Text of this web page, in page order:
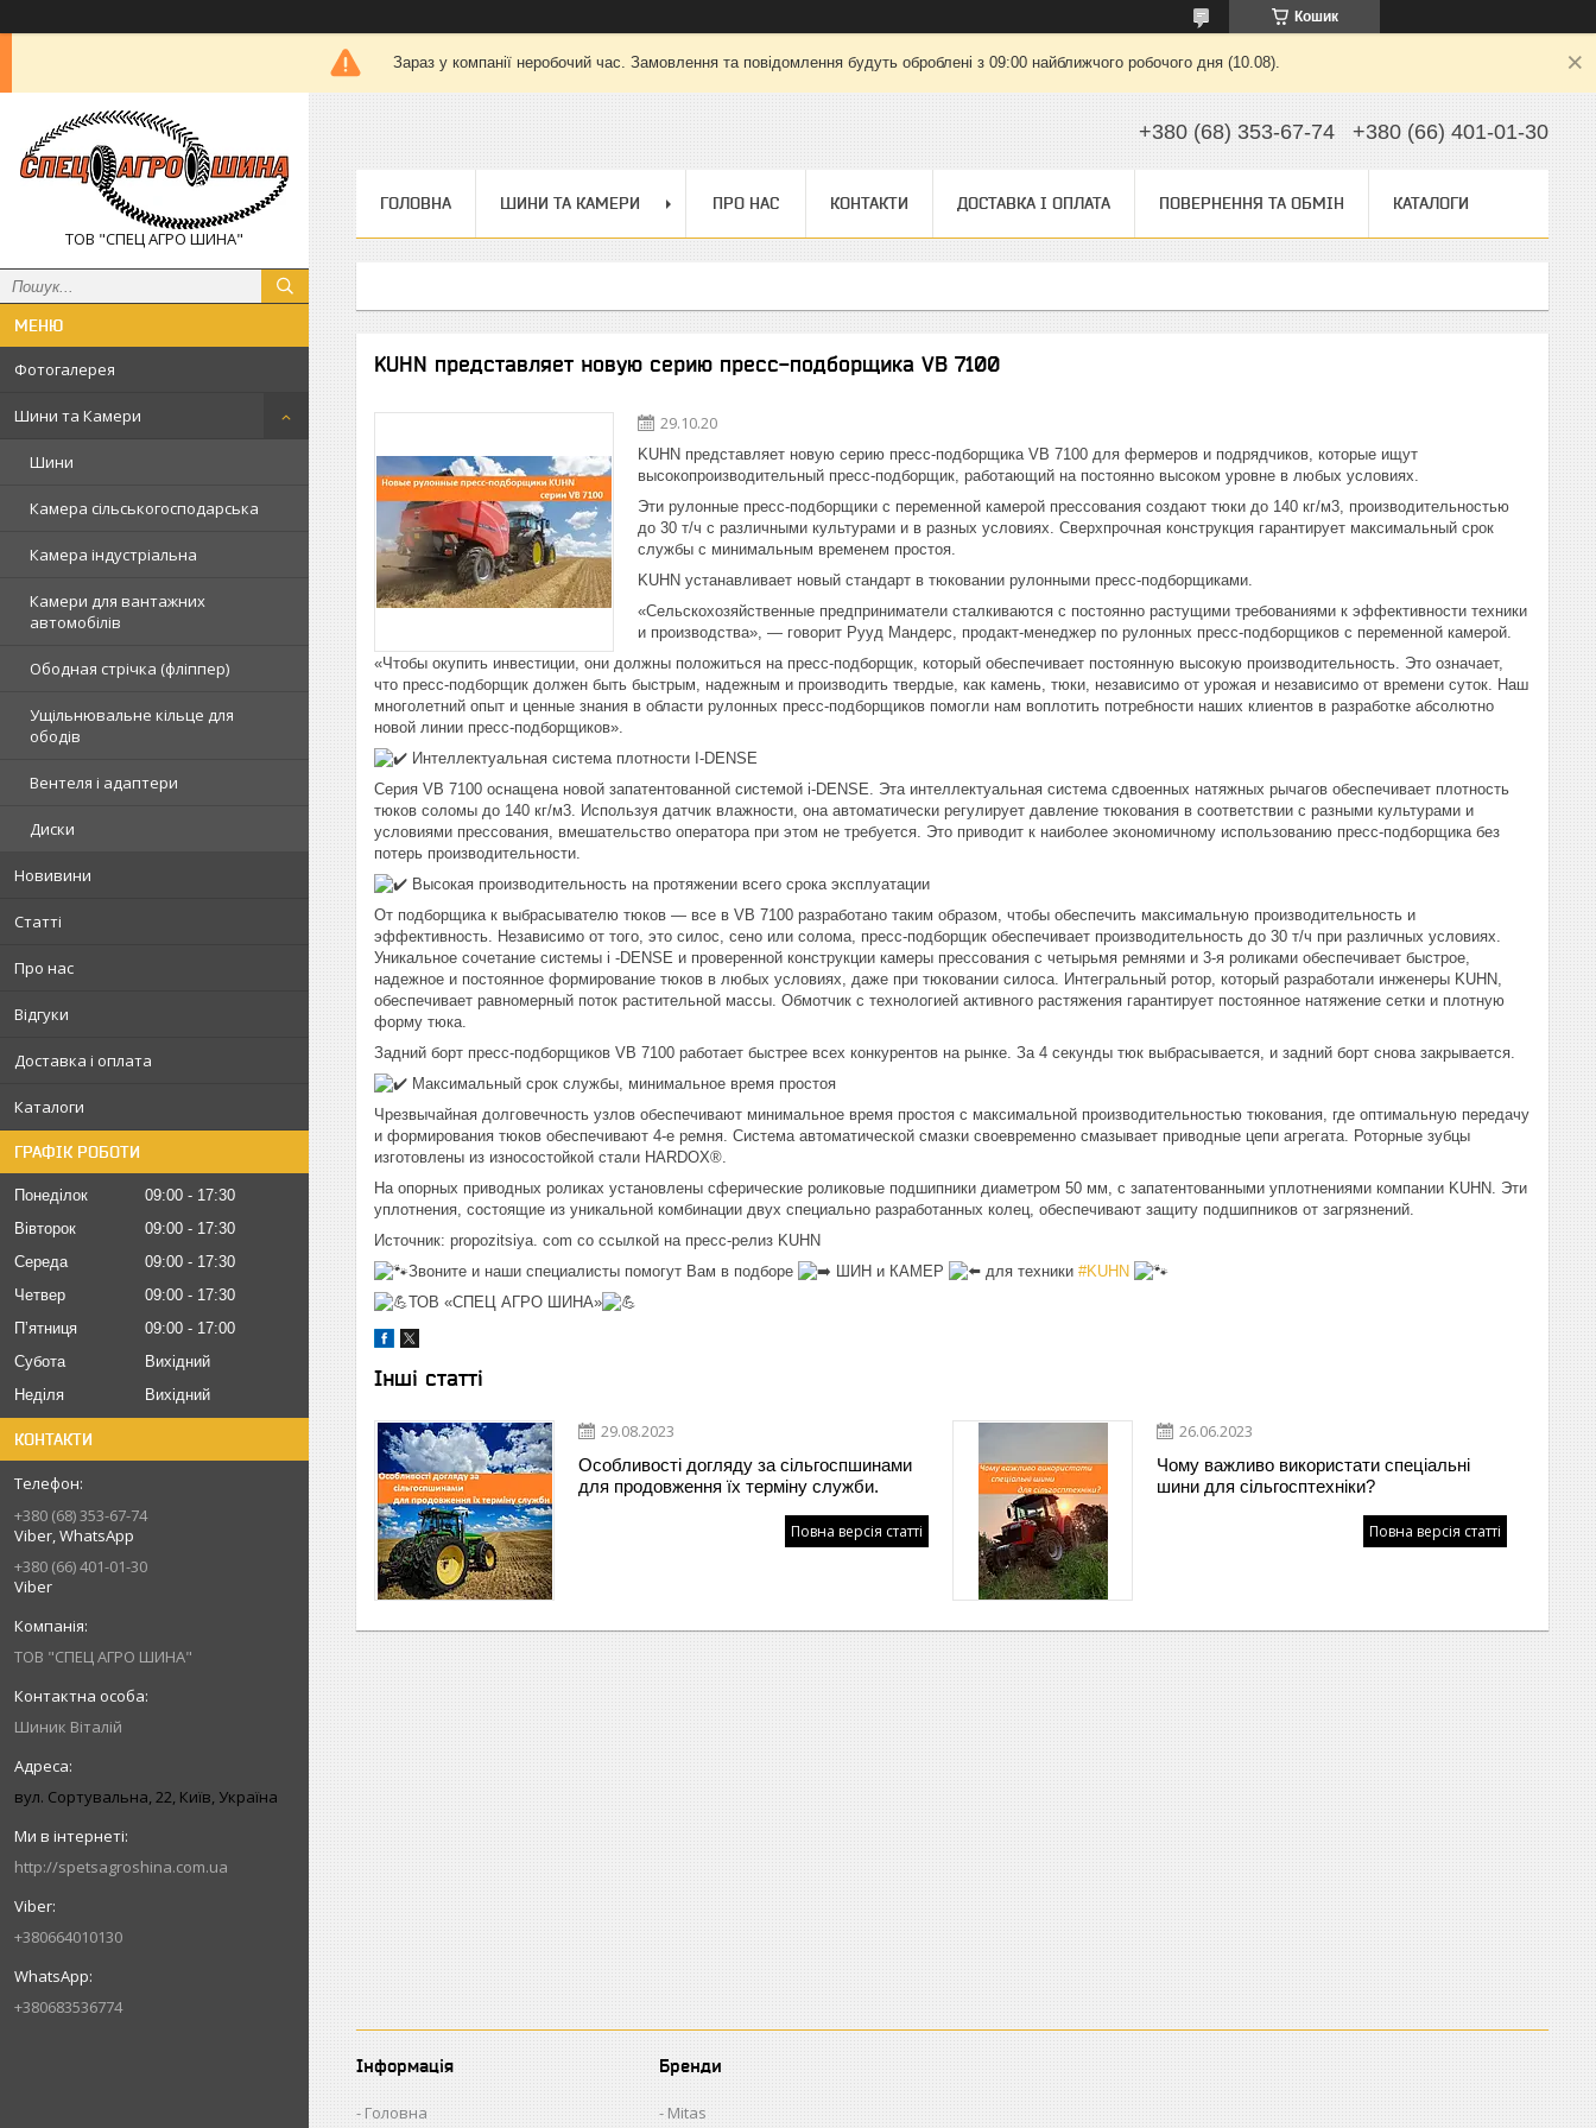
Кошик
Зараз у компанії неробочий час. Замовлення та повідомлення будуть оброблені з 09:00 найближчого робочого дня (10.08).
ТОВ "СПЕЦ АГРО ШИНА"
Фотогалерея
Шини та Камери
Шини
Камера сільськогосподарська
Камера індустріальна
Камери для вантажних
автомобілів
Ободная стрічка (фліппер)
Ущільнювальне кільце для
ободів
Вентеля і адаптери
Диски
Новивини
Статті
Про нас
Відгуки
Доставка і оплата
Каталоги
ГРАФІК РОБОТИ
Понеділок 09:00
17:30
Вівторок
09:00
17:30
Середа
09:00
17:30
Четвер
09:00
17:30
Пʼятниця
09:00
17:00
Субота
Вихідний
Неділя
Вихідний
КОНТАКТИ
+380 (68) 353-67-74
Viber, WhatsApp
+380 (66) 401-01-30
Viber
ТОВ "СПЕЦ АГРО ШИНА"
Шиник Віталій
вул. Сортувальна, 22, Київ, Україна
http://spetsagroshina.com.ua
+380664010130
+380683536774
+380 (68) 353-67-74 +380 (66) 401-01-30
ГОЛОВНА ШИНИ ТА КАМЕРИ ПРО НАС КОНТАКТИ ДОСТАВКА І ОПЛАТА ПОВЕРНЕННЯ ТА ОБМІН КАТАЛОГИ
KUHN представляет новую серию пресс-подборщика VB 7100
29.10.20
KUHN представляет новую серию пресс-подборщика VB 7100 для фермеров и подрядчиков, которые ищут
высокопроизводительный пресс-подборщик, работающий на постоянно высоком уровне в любых условиях.
Эти рулонные пресс-подборщики с переменной камерой прессования создают тюки до 140 кг/м3, производительностью
до 30 т/ч с различными культурами и в разных условиях. Сверхпрочная конструкция гарантирует максимальный срок
службы с минимальным временем простоя.
KUHN устанавливает новый стандарт в тюковании рулонными пресс-подборщиками.
«Сельскохозяйственные предприниматели сталкиваются с постоянно растущими требованиями к эффективности техники
и производства», — говорит Рууд Мандерс, продакт-менеджер по рулонных пресс-подборщиков с переменной камерой.
«Чтобы окупить инвестиции, они должны положиться на пресс-подборщик, который обеспечивает постоянную высокую производительность. Это означает,
что пресс-подборщик должен быть быстрым, надежным и производить твердые, как камень, тюки, независимо от урожая и независимо от времени суток. Наш
многолетний опыт и ценные знания в области рулонных пресс-подборщиков помогли нам воплотить потребности наших клиентов в разработке абсолютно
новой линии пресс-подборщиков».
Интеллектуальная система плотности I-DENSE
Серия VB 7100 оснащена новой запатентованной системой і-DENSE. Эта интеллектуальная система сдвоенных натяжных рычагов обеспечивает плотность
тюков соломы до 140 кг/м3. Используя датчик влажности, она автоматически регулирует давление тюкования в соответствии с разными культурами и
условиями прессования, вмешательство оператора при этом не требуется. Это приводит к наиболее экономичному использованию пресс-подборщика без
потерь производительности.
Высокая производительность на протяжении всего срока эксплуатации
От подборщика к выбрасывателю тюков — все в VB 7100 разработано таким образом, чтобы обеспечить максимальную производительность и
эффективность. Независимо от того, это силос, сено или солома, пресс-подборщик обеспечивает производительность до 30 т/ч при различных условиях.
Уникальное сочетание системы і -DENSE и проверенной конструкции камеры прессования с четырьмя ремнями и 3-я роликами обеспечивает быстрое,
надежное и постоянное формирование тюков в любых условиях, даже при тюковании силоса. Интегральный ротор, который разработали инженеры KUHN,
обеспечивает равномерный поток растительной массы. Обмотчик с технологией активного растяжения гарантирует постоянное натяжение сетки и плотную
форму тюка.
Задний борт пресс-подборщиков VB 7100 работает быстрее всех конкурентов на рынке. За 4 секунды тюк выбрасывается, и задний борт снова закрывается.
Максимальный срок службы, минимальное время простоя
Чрезвычайная долговечность узлов обеспечивают минимальное время простоя с максимальной производительностью тюкования, где оптимальную передачу
и формирования тюков обеспечивают 4-е ремня. Система автоматической смазки своевременно смазывает приводные цепи агрегата. Роторные зубцы
изготовлены из износостойкой стали HARDOX®.
На опорных приводных роликах установлены сферические роликовые подшипники диаметром 50 мм, с запатентованными уплотнениями компании KUHN. Эти
уплотнения, состоящие из уникальной комбинации двух специально разработанных колец, обеспечивают защиту подшипников от загрязнений.
Источник: propozitsiya. com со ссылкой на пресс-релиз KUHN
Звоните и наши специалисты помогут Вам в подборе
ШИН и КАМЕР для техники #KUHN
ТОВ «СПЕЦ АГРО ШИНА»
Інші статті
29.08.2023
Особливості догляду за сільгоспшинами
для продовження їх терміну служби.
Повна версія статті
26.06.2023
Чому важливо використати спеціальні
шини для сільгосптехніки?
Повна версія статті
Інформація
Головна
Бренди
Mitas